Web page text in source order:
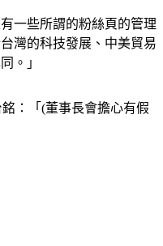
一些所謂的粉絲頁的管理
灣的科技發展、中美貿易
。」
：「(董事長會擔心有假